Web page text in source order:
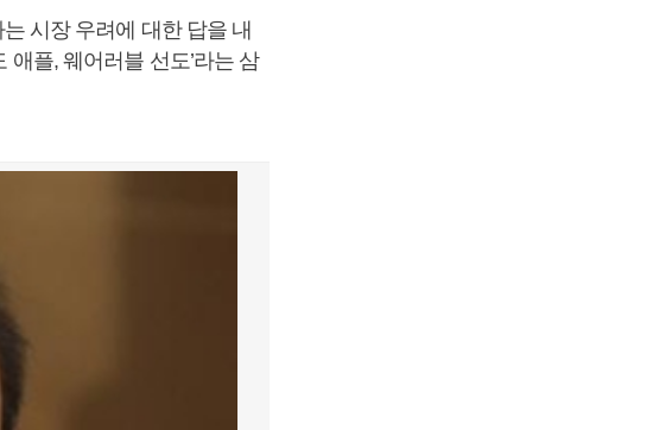
시장 우려에 대한 답을 내
애플, 웨어러블 선도’라는 삼